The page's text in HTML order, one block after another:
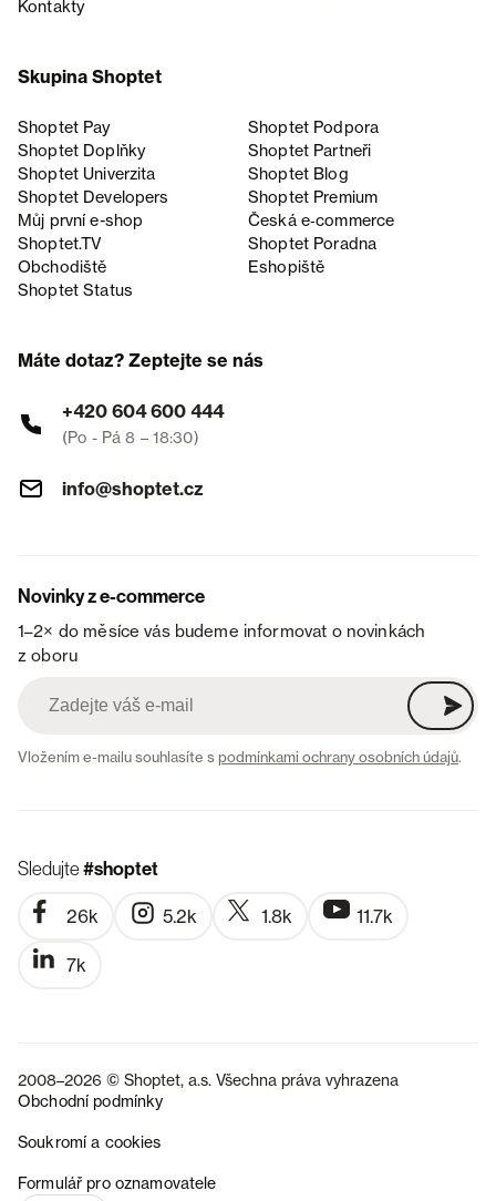
Kontakty
Skupina Shoptet
Shoptet Pay
Shoptet Podpora
Shoptet Doplňky
Shoptet Partneři
Shoptet Univerzita
Shoptet Blog
Shoptet Developers
Shoptet Premium
Můj první e-shop
Česká e‑commerce
Shoptet.TV
Shoptet Poradna
Obchodiště
Eshopiště
Shoptet Status
Máte dotaz? Zeptejte se nás
+420 604 600 444
(Po - Pá 8 – 18:30)
info@shoptet.cz
Novinky z e-commerce
1–2× do měsíce vás budeme informovat o novinkách
z oboru
Vložením e-mailu souhlasíte spodmínkami ochrany osobních údajů.
Sledujte#shoptet
26k 5.2k 1.8k 11.7k
7k
2008–2026 © Shoptet, a.s. Všechna práva vyhrazena
Obchodní podmínky
Soukromí a cookies
Formulář pro oznamovatele